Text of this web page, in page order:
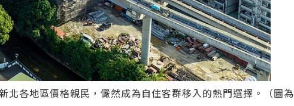
各地區價格親民，儼然成為自住客群移入的熱門選擇。（圖為